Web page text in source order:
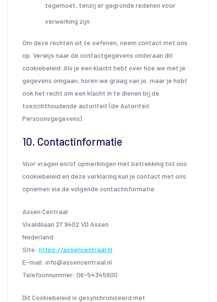
tegemoet, tenzij er gegronde redenen voor
verwerking zijn.
Om deze rechten uit te oefenen, neem contact met ons
op. Verwijs naar de contactgegevens onderaan dit
cookiebeleid. Als je een klacht hebt over hoe we met je
gegevens omgaan, horen we graag van je, maar je hebt
ook het recht om een klacht in te dienen bij de
toezichthoudende autoriteit (de Autoriteit
Persoonsgegevens).
10. Contactinformatie
Voor vragen en/of opmerkingen met betrekking tot ons
cookiebeleid en deze verklaring kun je contact met ons
opnemen via de volgende contactinformatie:
Assen Centraal
Vivaldilaan 27 9402 VD Assen
Nederland
Site: https://assencentraal.nl
E-mail: info@assencentraal.nl
Telefoonnummer: 06-54345600
Dit Cookiebeleid is gesynchroniseerd met